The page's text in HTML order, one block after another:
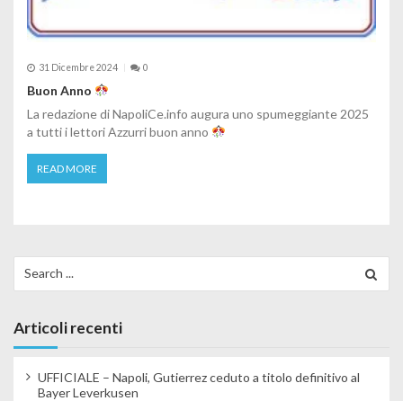
31 Dicembre 2024 0
Buon Anno
La redazione di NapoliCe.info augura uno spumeggiante 2025
a tutti i lettori Azzurri buon anno
READ MORE
Articoli recenti
UFFICIALE – Napoli, Gutierrez ceduto a titolo definitivo al
Bayer Leverkusen